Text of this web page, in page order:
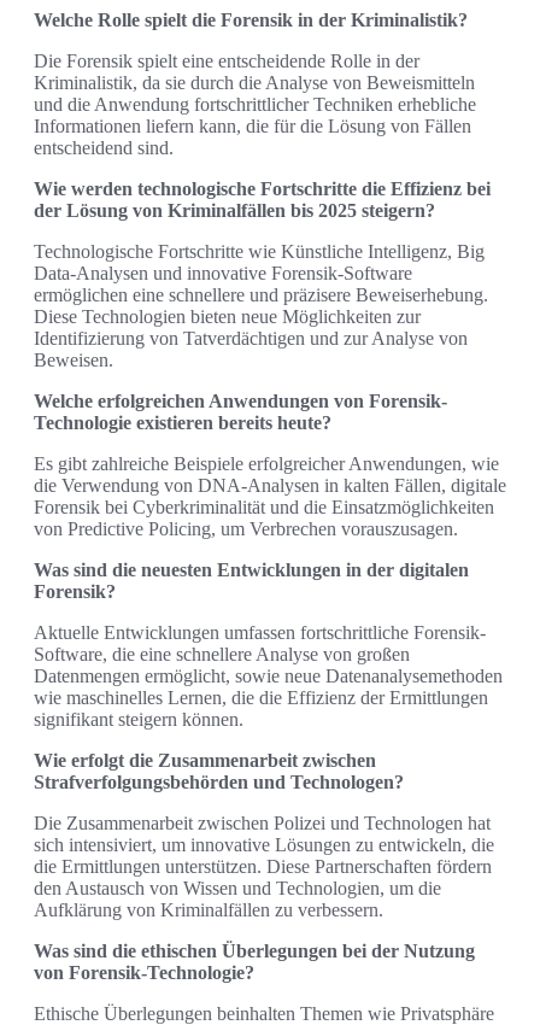
Welche Rolle spielt die Forensik in der Kriminalistik?
Die Forensik spielt eine entscheidende Rolle in der
Kriminalistik, da sie durch die Analyse von Beweismitteln
und die Anwendung fortschrittlicher Techniken erhebliche
Informationen liefern kann, die für die Lösung von Fällen
entscheidend sind.
Wie werden technologische Fortschritte die Effizienz bei
der Lösung von Kriminalfällen bis 2025 steigern?
Technologische Fortschritte wie Künstliche Intelligenz, Big
Data-Analysen und innovative Forensik-Software
ermöglichen eine schnellere und präzisere Beweiserhebung.
Diese Technologien bieten neue Möglichkeiten zur
Identifizierung von Tatverdächtigen und zur Analyse von
Beweisen.
Welche erfolgreichen Anwendungen von Forensik-
Technologie existieren bereits heute?
Es gibt zahlreiche Beispiele erfolgreicher Anwendungen, wie
die Verwendung von DNA-Analysen in kalten Fällen, digitale
Forensik bei Cyberkriminalität und die Einsatzmöglichkeiten
von Predictive Policing, um Verbrechen vorauszusagen.
Was sind die neuesten Entwicklungen in der digitalen
Forensik?
Aktuelle Entwicklungen umfassen fortschrittliche Forensik-
Software, die eine schnellere Analyse von großen
Datenmengen ermöglicht, sowie neue Datenanalysemethoden
wie maschinelles Lernen, die die Effizienz der Ermittlungen
signifikant steigern können.
Wie erfolgt die Zusammenarbeit zwischen
Strafverfolgungsbehörden und Technologen?
Die Zusammenarbeit zwischen Polizei und Technologen hat
sich intensiviert, um innovative Lösungen zu entwickeln, die
die Ermittlungen unterstützen. Diese Partnerschaften fördern
den Austausch von Wissen und Technologien, um die
Aufklärung von Kriminalfällen zu verbessern.
Was sind die ethischen Überlegungen bei der Nutzung
von Forensik-Technologie?
Ethische Überlegungen beinhalten Themen wie Privatsphäre